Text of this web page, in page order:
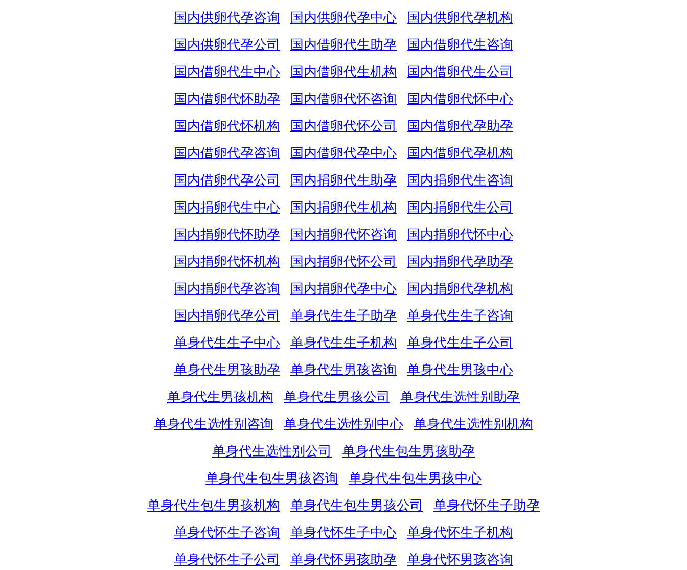
国内供卵代孕咨询
国内供卵代孕中心
国内供卵代孕机构
国内供卵代孕公司
国内借卵代生助孕
国内借卵代生咨询
国内借卵代生中心
国内借卵代生机构
国内借卵代生公司
国内借卵代怀助孕
国内借卵代怀咨询
国内借卵代怀中心
国内借卵代怀机构
国内借卵代怀公司
国内借卵代孕助孕
国内借卵代孕咨询
国内借卵代孕中心
国内借卵代孕机构
国内借卵代孕公司
国内捐卵代生助孕
国内捐卵代生咨询
国内捐卵代生中心
国内捐卵代生机构
国内捐卵代生公司
国内捐卵代怀助孕
国内捐卵代怀咨询
国内捐卵代怀中心
国内捐卵代怀机构
国内捐卵代怀公司
国内捐卵代孕助孕
国内捐卵代孕咨询
国内捐卵代孕中心
国内捐卵代孕机构
国内捐卵代孕公司
单身代生生子助孕
单身代生生子咨询
单身代生生子中心
单身代生生子机构
单身代生生子公司
单身代生男孩助孕
单身代生男孩咨询
单身代生男孩中心
单身代生男孩机构
单身代生男孩公司
单身代生选性别助孕
单身代生选性别咨询
单身代生选性别中心
单身代生选性别机构
单身代生选性别公司
单身代生包生男孩助孕
单身代生包生男孩咨询
单身代生包生男孩中心
单身代生包生男孩机构
单身代生包生男孩公司
单身代怀生子助孕
单身代怀生子咨询
单身代怀生子中心
单身代怀生子机构
单身代怀生子公司
单身代怀男孩助孕 单身代怀男孩咨询